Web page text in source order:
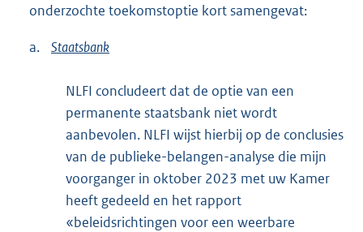
onderzochte toekomstoptie kort samengevat:
a. Staatsbank
NLFI concludeert dat de optie van een
permanente staatsbank niet wordt
aanbevolen. NLFI wijst hierbij op de conclusies
van de publieke-belangen-analyse die mijn
voorganger in oktober 2023 met uw Kamer
heeft gedeeld en het rapport
«beleidsrichtingen voor een weerbare